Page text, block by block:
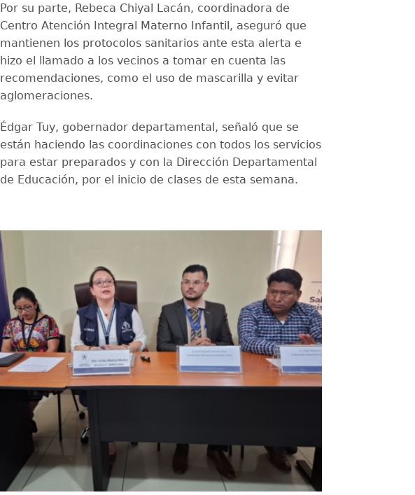
Por su parte, Rebeca Chiyal Lacán, coordinadora de
Centro Atención Integral Materno Infantil, aseguró que
mantienen los protocolos sanitarios ante esta alerta e
hizo el llamado a los vecinos a tomar en cuenta las
recomendaciones, como el uso de mascarilla y evitar
aglomeraciones.
Édgar Tuy, gobernador departamental, señaló que se
están haciendo las coordinaciones con todos los servicios
para estar preparados y con la Dirección Departamental
de Educación, por el inicio de clases de esta semana.